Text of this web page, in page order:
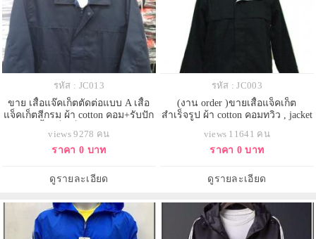
รหัส : JC013
ขาย เสื้อแจ๊คเก็ตตัดต่อแบบ A เสื้อ
แจ็คเก็ตสีกรม ผ้า cotton คอม+รับปัก
views 9278 คน
ราคา 0 บาท
ดูรายละเอียด
รหัส : JC003
(งาน order )ขายเสื้อแจ็คเก็ต
สำเร็จรูป ผ้า cotton คอมทวิว , jacket
เสื้อแจ็คเก็ต 093-632-6441
views 11641 คน
ราคา 0 บาท
ดูรายละเอียด